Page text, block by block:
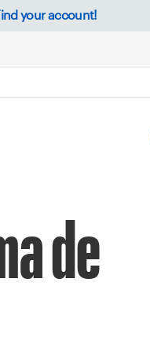
your account!
de